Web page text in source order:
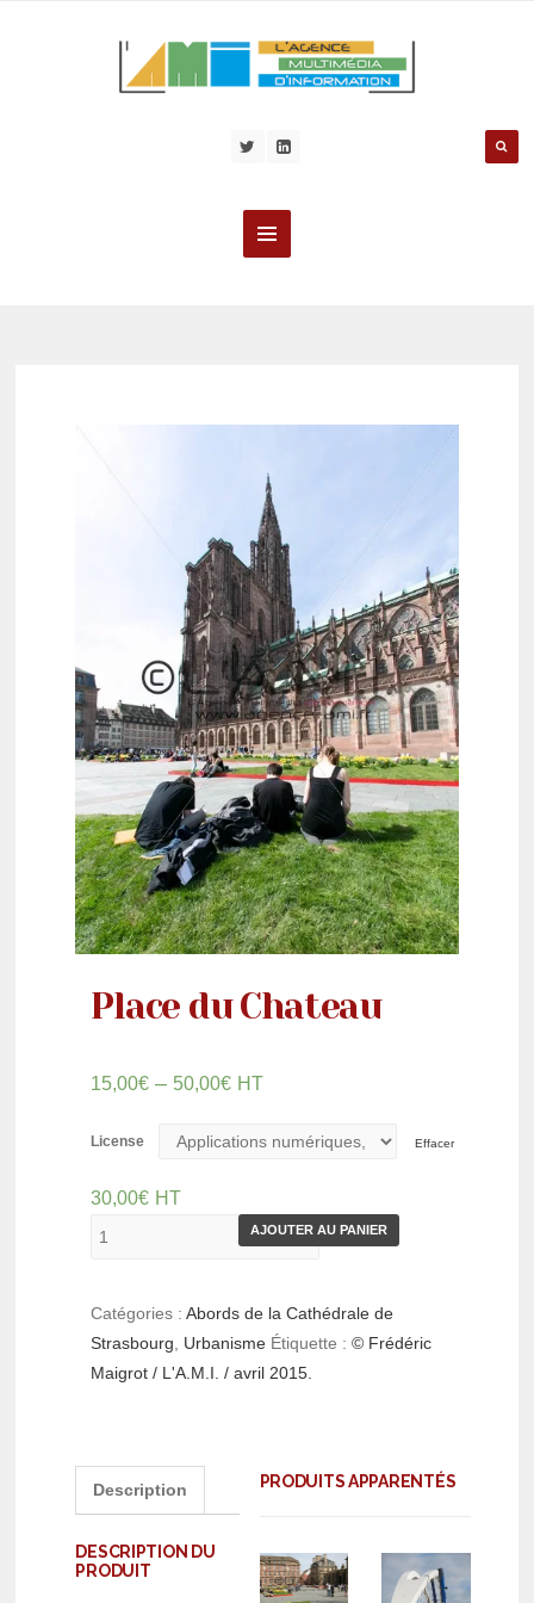
Place du Chateau
15,00€ – 50,00€ HT
License Effacer
30,00€ HT
AJOUTER AU PANIER
Catégories :Abords de la Cathédrale de
Strasbourg, Urbanisme Étiquette :© Frédéric
Maigrot / L'A.M.I. / avril 2015.
Description
DESCRIPTION DU
PRODUIT
PRODUITS APPARENTÉS